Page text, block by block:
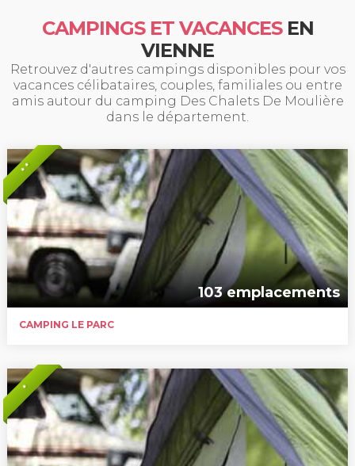
CAMPINGS ET VACANCESEN
VIENNE
Retrouvez d'autres campings disponibles pour vos
vacances célibataires, couples, familiales ou entre
amis autour du camping Des Chalets De Moulière
dans le département.
* *
103 emplacements
CAMPING LE PARC
*